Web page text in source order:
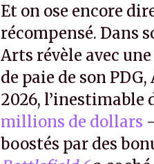
Et on ose encore
récompensé. Dans
Arts révèle avec
de paie de son
2026,
millions de dollars
boostés par des